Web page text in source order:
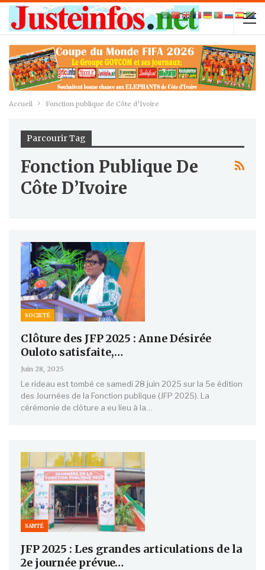
Accueil Fonction publique de Côte d’Ivoire
Parcourir Tag
Fonction Publique De
Côte D’Ivoire
SOCIETÉ
Clôture des JFP 2025 : Anne Désirée
Ouloto satisfaite,…
Juin 28, 2025
Le rideau est tombé ce samedi 28 juin 2025 sur la 5e édition
des Journées de la Fonction publique (JFP 2025). La
cérémonie de clôture a eu lieu à la…
SANTÉ
JFP 2025 : Les grandes articulations de la
2e journée prévue…